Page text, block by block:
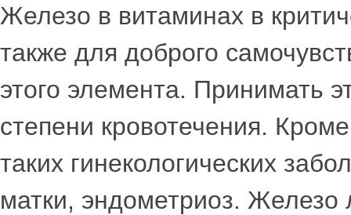
Железо в витаминах в
также для доброго
этого элемента. Принимать
степени кровотечения.
таких гинекологических
матки, эндометриоз. Железо